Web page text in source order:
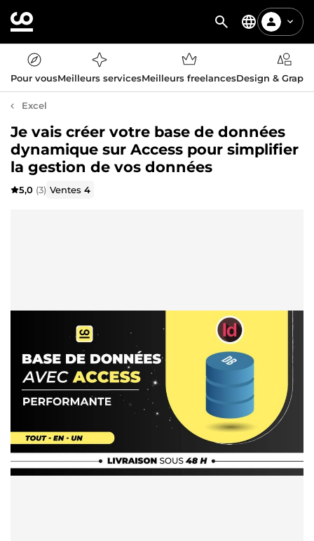
Pour vousMeilleurs servicesMeilleurs freelancesDesign &
Excel
Je vais créer votre base de données
dynamique sur Access pour simplifier
la gestion de vos données
5,0 (3) Ventes4